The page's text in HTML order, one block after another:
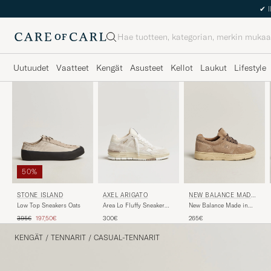
Haku
Uutuudet Vaatteet Kengät Asusteet Kellot Laukut Lifestyle
50%
STONE ISLAND
Low Top Sneakers Oats
Tavallinen hinta
395€ Alennettu hinta
197,50€
AXEL ARIGATO
Area Lo Fluffy Sneaker
300€
NEW BALANCE MADE I
N US & UK
New Balance Made in
White Pepper
265€
KENGÄT / TENNARIT / CASUAL-TENNARIT